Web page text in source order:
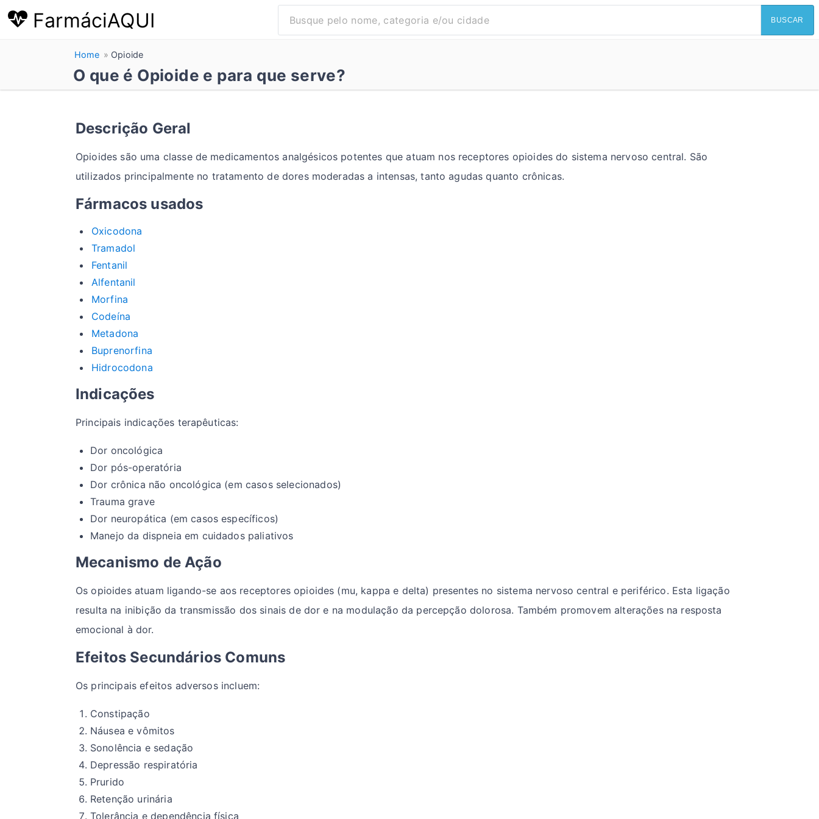
FarmáciAQUI BUSCAR
Home Opioide
O que é Opioide e para que serve?
Descrição Geral
Opioides são uma classe de medicamentos analgésicos potentes que atuam nos receptores opioides do sistema nervoso central. São
utilizados principalmente no tratamento de dores moderadas a intensas, tanto agudas quanto crônicas.
Fármacos usados
Oxicodona
Tramadol
Fentanil
Alfentanil
Morfina
Codeína
Metadona
Buprenorfina
Hidrocodona
Indicações
Principais indicações terapêuticas:
Dor oncológica
Dor pós-operatória
Dor crônica não oncológica (em casos selecionados)
Trauma grave
Dor neuropática (em casos específicos)
Manejo da dispneia em cuidados paliativos
Mecanismo de Ação
Os opioides atuam ligando-se aos receptores opioides (mu, kappa e delta) presentes no sistema nervoso central e periférico. Esta ligação
resulta na inibição da transmissão dos sinais de dor e na modulação da percepção dolorosa. Também promovem alterações na resposta
emocional à dor.
Efeitos Secundários Comuns
Os principais efeitos adversos incluem:
Constipação
Náusea e vômitos
Sonolência e sedação
Depressão respiratória
Prurido
Retenção urinária
Tolerância e dependência física